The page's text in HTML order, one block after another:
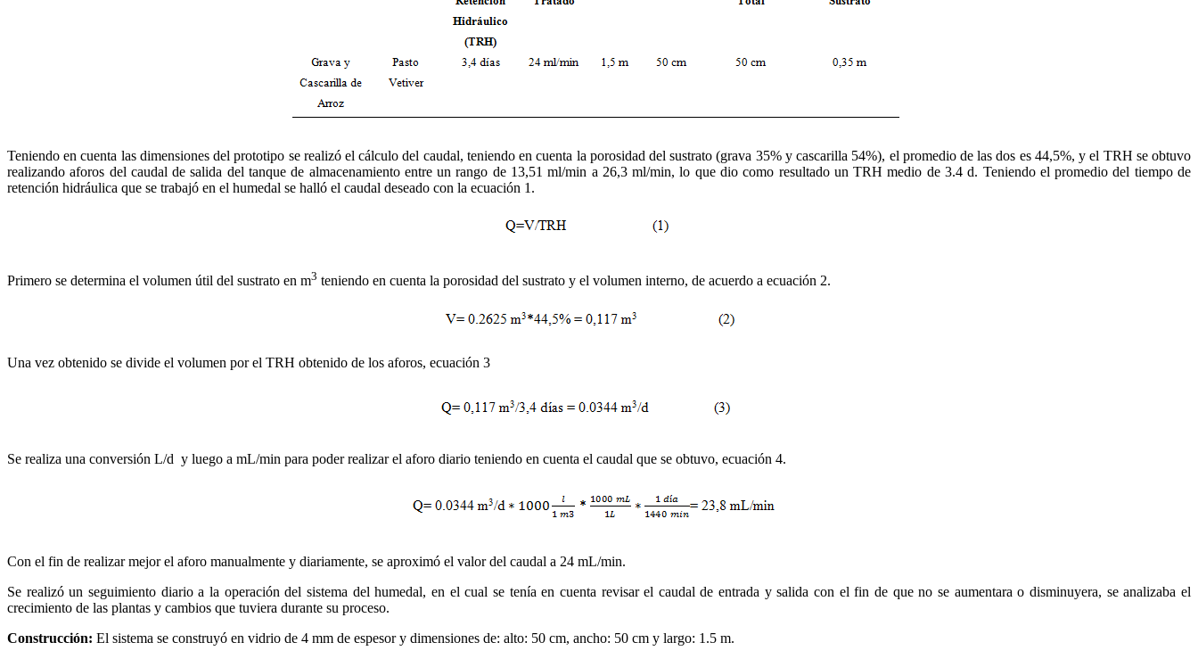
Teniendo en cuenta las dimensiones del prototipo se realizó el cálculo del caudal, teniendo en cuenta la porosidad del sustrato (grava 35% y cascarilla 54%), el promedio de las dos es 44,5%, y el TRH se obtuvo
realizando aforos del caudal de salida del tanque de almacenamiento entre un rango de 13,51 ml/min a 26,3 ml/min, lo que dio como resultado un TRH medio de 3.4 d. Teniendo el promedio del tiempo de
retención hidráulica que se trabajó en el humedal se halló el caudal deseado con la ecuación 1.
Primero se determina el volumen útil del sustrato en m3 teniendo en cuenta la porosidad del sustrato y el volumen interno, de acuerdo a ecuación 2.
Una vez obtenido se divide el volumen por el TRH obtenido de los aforos, ecuación 3
Se realiza una conversión L/d y luego a mL/min para poder realizar el aforo diario teniendo en cuenta el caudal que se obtuvo, ecuación 4.
Con el fin de realizar mejor el aforo manualmente y diariamente, se aproximó el valor del caudal a 24 mL/min.
Se realizó un seguimiento diario a la operación del sistema del humedal, en el cual se tenía en cuenta revisar el caudal de entrada y salida con el fin de que no se aumentara o disminuyera, se analizaba el
crecimiento de las plantas y cambios que tuviera durante su proceso.
Construcción: El sistema se construyó en vidrio de 4 mm de espesor y dimensiones de: alto: 50 cm, ancho: 50 cm y largo: 1.5 m.